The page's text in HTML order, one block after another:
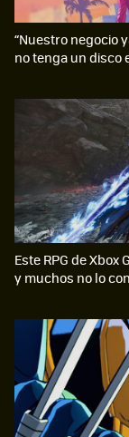
“Nuestro negocio
no tenga un disco
Este RPG de
y muchos no lo